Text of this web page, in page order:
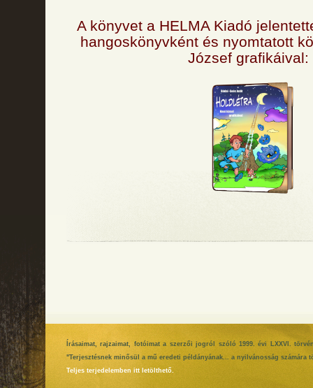
A könyvet a HELMA Kiadó
hangoskönyvként és nyomtatott
József grafikáival:
Írásaimat, rajzaimat, fotóimat a szerzői jogról szóló 1999. évi LXXVI.
"Terjesztésnek minősül a mű eredeti példányának... a nyilvánosság
Teljes terjedelemben itt letölthető.